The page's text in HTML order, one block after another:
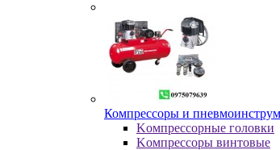
Компрессоры и
Koмпpeccopныe гoлoвки
Koмпpeccopы винтoвыe